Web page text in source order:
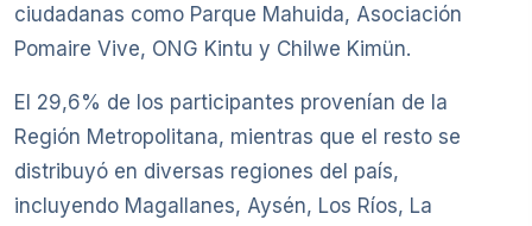
ciudadanas como Parque Mahuida, Asociación
Pomaire Vive, ONG Kintu y Chilwe Kimün.
El 29,6% de los participantes provenían de la
Región Metropolitana, mientras que el resto se
distribuyó en diversas regiones del país,
incluyendo Magallanes, Aysén, Los Ríos, La